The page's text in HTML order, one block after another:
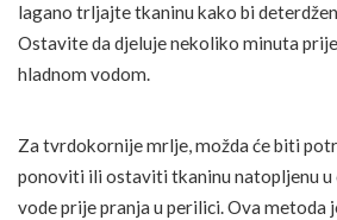
lagano trljajte tkaninu kako bi
Ostavite da djeluje nekoliko minuta
hladnom vodom.
Za tvrdokornije mrlje, možda će biti
ponoviti ili ostaviti tkaninu natopljenu
vode prije pranja u perilici. Ova metoda